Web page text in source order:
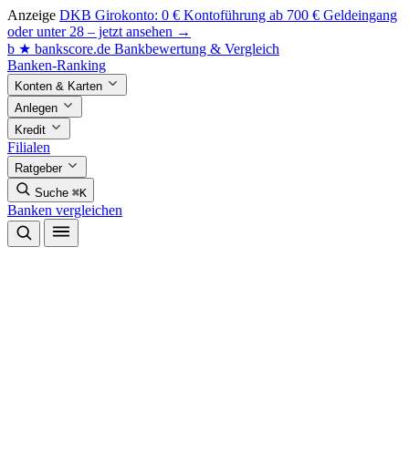
Anzeige DKB Girokonto: 0 € Kontoführung ab 700 € Geldeingang
oder unter 28 – jetzt ansehen →
b ★ bankscore.de Bankbewertung & Vergleich
Banken-Ranking
Konten & Karten
Anlegen
Kredit
Filialen
Ratgeber
Suche ⌘K
Banken vergleichen